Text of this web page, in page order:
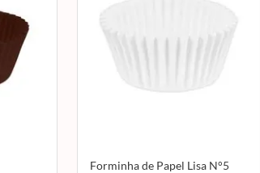
Forminha de Papel Lisa N°5